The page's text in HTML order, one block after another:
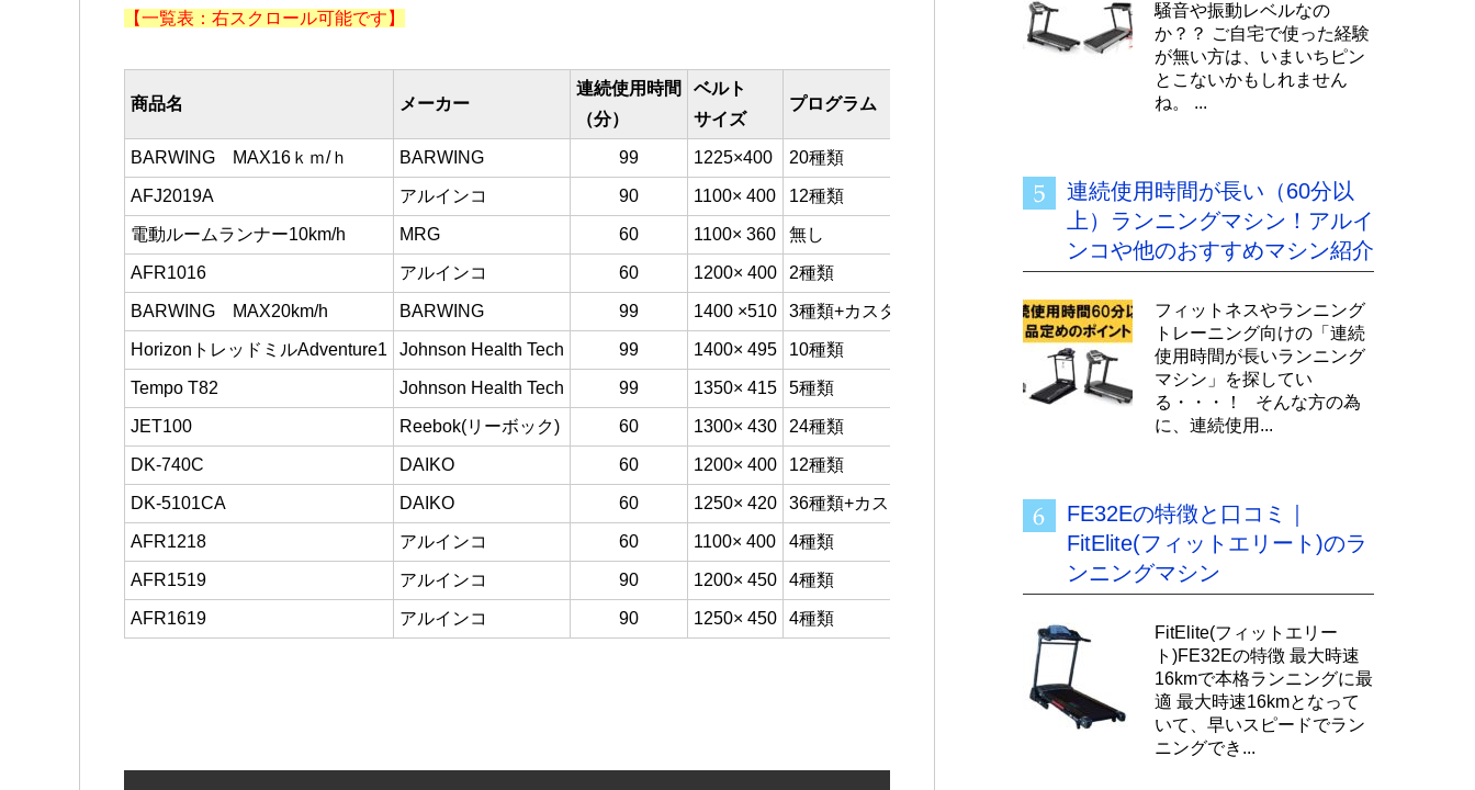
【一覧表：右スクロール可能です】
商品名 メーカー
連続使用時間
（分）
ベルト
サイズ
プログラム
BARWING MAX16ｋｍ/ｈ BARWING 99 1225×400 20種類
AFJ2019A アルインコ 90 1100× 400 12種類
電動ルームランナー10km/h MRG 60 1100× 360 無し
AFR1016 アルインコ 60 1200× 400 2種類
BARWING MAX20km/h BARWING 99 1400 ×510 3種類+カスタム
HorizonトレッドミルAdventure1 Johnson Health Tech 99 1400× 495 10種類
Tempo T82 Johnson Health Tech 99 1350× 415 5種類
JET100 Reebok(リーボック) 60 1300× 430 24種類
DK-740C DAIKO 60 1200× 400 12種類
DK-5101CA DAIKO 60 1250× 420 36種類+カスタム3種
AFR1218 アルインコ 60 1100× 400 4種類
AFR1519 アルインコ 90 1200× 450 4種類
AFR1619 アルインコ 90 1250× 450 4種類
騒音や振動レベルなの
か？？ ご自宅で使った経験
が無い方は、いまいちピン
とこないかもしれません
ね。 ...
連続使用時間が長い（60分以
上）ランニングマシン！アルイ
ンコや他のおすすめマシン紹介
フィットネスやランニング
トレーニング向けの「連続
使用時間が長いランニング
マシン」を探してい
る・・・！ そんな方の為
に、連続使用...
FE32Eの特徴と口コミ｜
FitElite(フィットエリート)のラ
ンニングマシン
FitElite(フィットエリー
ト)FE32Eの特徴 最大時速
16kmで本格ランニングに最
適 最大時速16kmとなって
いて、早いスピードでラン
ニングでき...